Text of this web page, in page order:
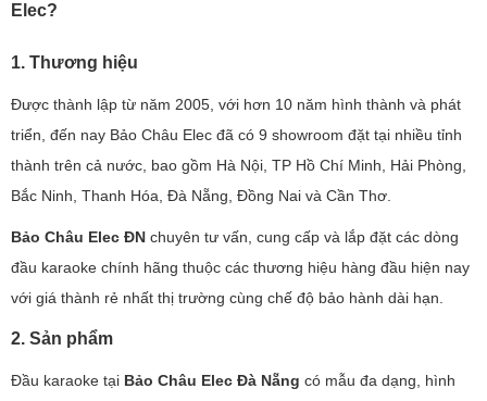
Elec?
1. Thương hiệu
Được thành lập từ năm 2005, với hơn 10 năm hình thành và phát
triển, đến nay Bảo Châu Elec đã có 9 showroom đặt tại nhiều tỉnh
thành trên cả nước, bao gồm Hà Nội, TP Hồ Chí Minh, Hải Phòng,
Bắc Ninh, Thanh Hóa, Đà Nẵng, Đồng Nai và Cần Thơ.
Bảo Châu Elec ĐN chuyên tư vấn, cung cấp và lắp đặt các dòng
đầu karaoke chính hãng thuộc các thương hiệu hàng đầu hiện nay
với giá thành rẻ nhất thị trường cùng chế độ bảo hành dài hạn.
2. Sản phẩm
Đầu karaoke tại Bảo Châu Elec Đà Nẵng có mẫu đa dạng, hình